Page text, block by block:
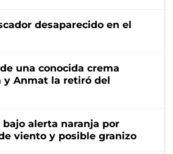
desaparecido en el
una conocida crema
Anmat la retiró del
alerta naranja por
viento y posible granizo